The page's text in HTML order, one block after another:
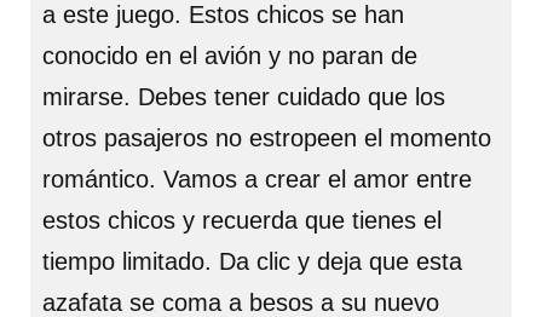
a este juego. Estos chicos se han
conocido en el avión y no paran de
mirarse. Debes tener cuidado que los
otros pasajeros no estropeen el momento
romántico. Vamos a crear el amor entre
estos chicos y recuerda que tienes el
tiempo limitado. Da clic y deja que esta
azafata se coma a besos a su nuevo